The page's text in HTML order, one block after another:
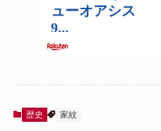
歴史 家紋